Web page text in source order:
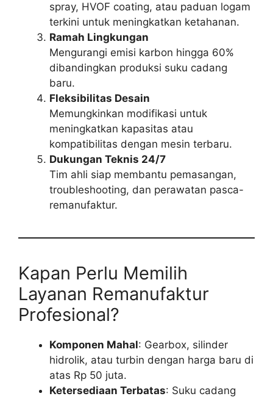
spray, HVOF coating, atau paduan logam
terkini untuk meningkatkan ketahanan.
Ramah Lingkungan
Mengurangi emisi karbon hingga 60%
dibandingkan produksi suku cadang
baru.
Fleksibilitas Desain
Memungkinkan modifikasi untuk
meningkatkan kapasitas atau
kompatibilitas dengan mesin terbaru.
Dukungan Teknis 24/7
Tim ahli siap membantu pemasangan,
troubleshooting, dan perawatan pasca-
remanufaktur.
Kapan Perlu Memilih
Layanan Remanufaktur
Profesional?
Komponen Mahal: Gearbox, silinder
hidrolik, atau turbin dengan harga baru di
atas Rp 50 juta.
Ketersediaan Terbatas: Suku cadang